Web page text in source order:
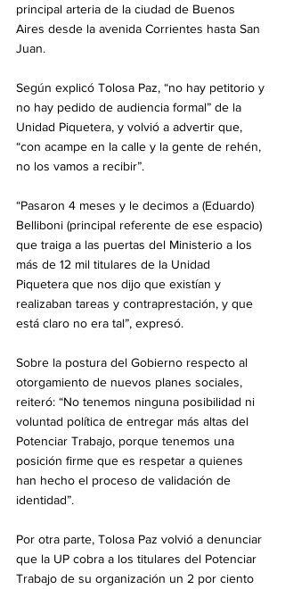
principal arteria de la ciudad de Buenos
Aires desde la avenida Corrientes hasta San
Juan.
Según explicó Tolosa Paz, “no hay petitorio y
no hay pedido de audiencia formal” de la
Unidad Piquetera, y volvió a advertir que,
“con acampe en la calle y la gente de rehén,
no los vamos a recibir”.
“Pasaron 4 meses y le decimos a (Eduardo)
Belliboni (principal referente de ese espacio)
que traiga a las puertas del Ministerio a los
más de 12 mil titulares de la Unidad
Piquetera que nos dijo que existían y
realizaban tareas y contraprestación, y que
está claro no era tal”, expresó.
Sobre la postura del Gobierno respecto al
otorgamiento de nuevos planes sociales,
reiteró: “No tenemos ninguna posibilidad ni
voluntad política de entregar más altas del
Potenciar Trabajo, porque tenemos una
posición firme que es respetar a quienes
han hecho el proceso de validación de
identidad”.
Por otra parte, Tolosa Paz volvió a denunciar
que la UP cobra a los titulares del Potenciar
Trabajo de su organización un 2 por ciento